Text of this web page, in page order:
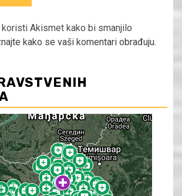
Akismet kako bi smanjilo
kako se vaši komentari obrađuju.